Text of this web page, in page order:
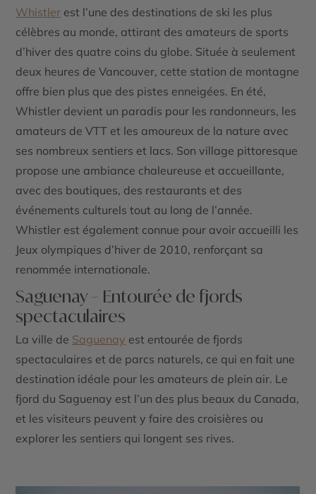
Whistler est l’une des destinations de ski les plus
célèbres au monde, attirant des amateurs de sports
d’hiver des quatre coins du globe. Située à seulement
deux heures de Vancouver, cette station de montagne
offre bien plus que des pistes enneigées. En été,
Whistler devient un paradis pour les randonneurs, les
amateurs deVTT et les amoureux de la nature avec
ses nombreux sentiers et lacs. Sonvillage pittoresque
propose une ambiance chaleureuse et accueillante,
avec des boutiques, des restaurants et des
événements culturels tout au long de l’année.
Whistler est également connue pour avoir accueilli les
Jeux olympiques d’hiver de 2010, renforçant sa
renommée internationale.
Saguenay – Entourée de fjords
spectaculaires
La ville de Saguenay est entourée defjords
spectaculaires et de parcs naturels, ce qui en fait une
destination idéale pour les amateurs de plein air. Le
fjord du Saguenay est l’un des plus beaux du Canada,
et les visiteurs peuvent y faire des croisières ou
explorer les sentiers qui longent ses rives.